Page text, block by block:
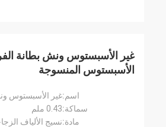
غير الأسبستوس ونش بطانة
الأسبستوس المنسوجة
اسم:
سماكة:0.43 ملم
مادة:نسيج الألياف